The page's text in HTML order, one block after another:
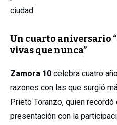
ciudad.
Un cuarto aniversario
vivas que nunca”
Zamora 10 celebra cuatro
razones con las que surgió
Prieto Toranzo, quien
presentación con la